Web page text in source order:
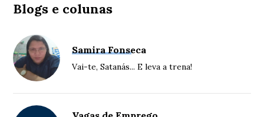
Blogs e colunas
Samira Fonseca
Vai-te, Satanás... E leva a trena!